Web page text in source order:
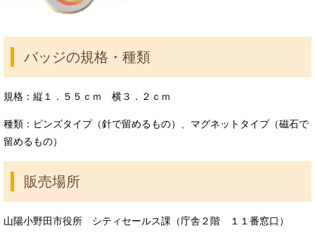
バッジの規格・種類
規格：縦１．５５ｃｍ 横３．２ｃｍ
種類：ピンズタイプ（針で留めるもの）、マグネットタイプ（磁石で
留めるもの）
販売場所
山陽小野田市役所 シティセールス課（庁舎２階 １１番窓口）